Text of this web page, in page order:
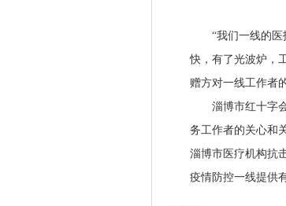
“我们一线的医护
快，有了光波炉，
赠方对一线工作者
淄博市红十字会
务工作者的关心和
淄博市医疗机构抗
疫情防控一线提供